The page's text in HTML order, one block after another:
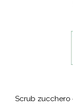
Scrub